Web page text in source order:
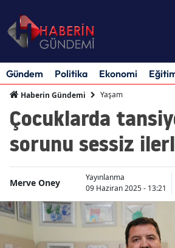
Gündem Politika Ekonomi
Haberin Gündemi Yaşam
Çocuklarda
sorunu sessiz
Merve Oney
Yayınlanma
09 Haziran 2025 - 13:21